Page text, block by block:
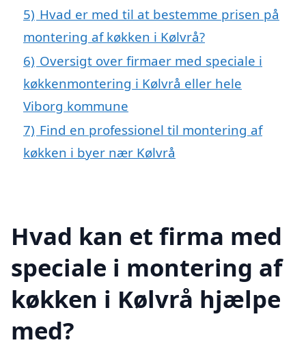
5) Hvad er med til at bestemme prisen på
montering af køkken i Kølvrå?
6) Oversigt over firmaer med speciale i
køkkenmontering i Kølvrå eller hele
Viborg kommune
7) Find en professionel til montering af
køkken i byer nær Kølvrå
Hvad kan et firma med
speciale i montering af
køkken i Kølvrå hjælpe
med?